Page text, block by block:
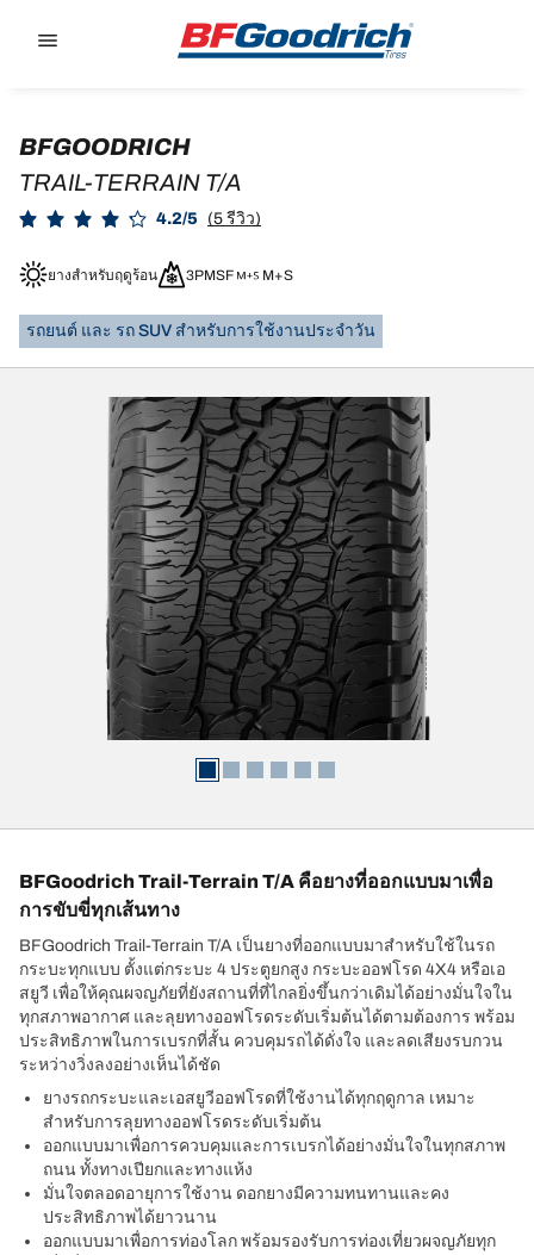
BFGOODRICH
TRAIL-TERRAIN T/A
4.2/5 (5 รีวิว)
ยางสำหรับฤดูร้อน 3PMSF M+S
รถยนต์ และ รถ SUV สำหรับการใช้งานประจำวัน
BFGoodrich Trail-Terrain T/A คือยางที่ออกแบบมาเพื่อ
การขับขี่ทุกเส้นทาง
BFGoodrich Trail-Terrain T/A เป็นยางที่ออกแบบมาสำหรับใช้ในรถ
กระบะทุกแบบ ตั้งแต่กระบะ 4 ประตูยกสูง กระบะออฟโรด 4X4 หรือเอ
สยูวี เพื่อให้คุณผจญภัยที่ยังสถานที่ที่ไกลยิ่งขึ้นกว่าเดิมได้อย่างมั่นใจใน
ทุกสภาพอากาศ และลุยทางออฟโรดระดับเริ่มต้นได้ตามต้องการ พร้อม
ประสิทธิภาพในการเบรกที่สั้น ควบคุมรถได้ดั่งใจ และลดเสียงรบกวน
ระหว่างวิ่งลงอย่างเห็นได้ชัด
ยางรถกระบะและเอสยูวีออฟโรดที่ใช้งานได้ทุกฤดูกาล เหมาะ
สำหรับการลุยทางออฟโรดระดับเริ่มต้น
ออกแบบมาเพื่อการควบคุมและการเบรกได้อย่างมั่นใจในทุกสภาพ
ถนน ทั้งทางเปียกและทางแห้ง
มั่นใจตลอดอายุการใช้งาน ดอกยางมีความทนทานและคง
ประสิทธิภาพได้ยาวนาน
ออกแบบมาเพื่อการท่องโลก พร้อมรองรับการท่องเที่ยวผจญภัยทุก